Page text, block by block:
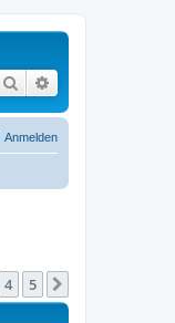
Suche
Anmelden
4 5